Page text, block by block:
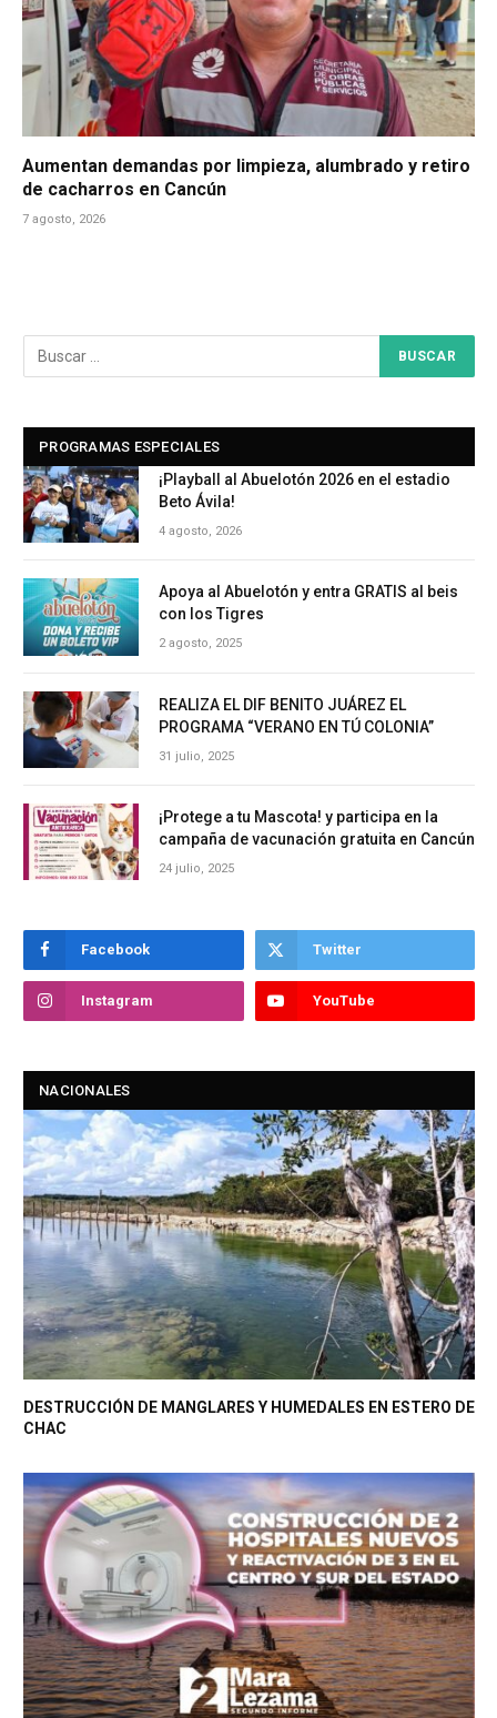
Aumentan demandas por limpieza, alumbrado y retiro
de cacharros en Cancún
7 agosto, 2026
PROGRAMAS ESPECIALES
¡Playball al Abuelotón 2026 en el estadio
Beto Ávila!
4 agosto, 2026
Apoya al Abuelotón y entra GRATIS al beis
con los Tigres
2 agosto, 2025
REALIZA EL DIF BENITO JUÁREZ EL
PROGRAMA “VERANO EN TÚ COLONIA”
31 julio, 2025
¡Protege a tu Mascota! y participa en la
campaña de vacunación gratuita en Cancún
24 julio, 2025
Facebook Twitter
Instagram YouTube
NACIONALES
DESTRUCCIÓN DE MANGLARES Y HUMEDALES EN ESTERO DE
CHAC